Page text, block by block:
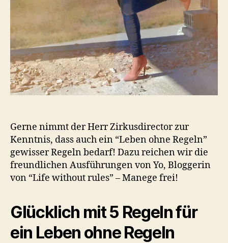
Gerne nimmt der Herr Zirkusdirector zur
Kenntnis, dass auch ein “Leben ohne Regeln”
gewisser Regeln bedarf! Dazu reichen wir die
freundlichen Ausführungen von Yo, Bloggerin
von “Life without rules” – Manege frei!
Glücklich mit 5 Regeln für
ein Leben ohne Regeln